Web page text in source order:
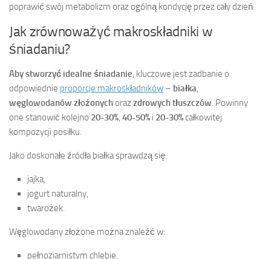
poprawić swój metabolizm oraz ogólną kondycję przez cały dzień.
Jak zrównoważyć makroskładniki w
śniadaniu?
Aby stworzyć idealne śniadanie, kluczowe jest zadbanie o
odpowiednie proporcje makroskładników – białka,
węglowodanów złożonychorazzdrowych tłuszczów. Powinny
one stanowić kolejno 20-30%, 40-50% i 20-30%całkowitej
kompozycji posiłku.
Jako doskonałe źródła białka sprawdzą się:
jajka,
jogurt naturalny,
twarożek.
Węglowodany złożone można znaleźć w:
pełnoziarnistym chlebie,